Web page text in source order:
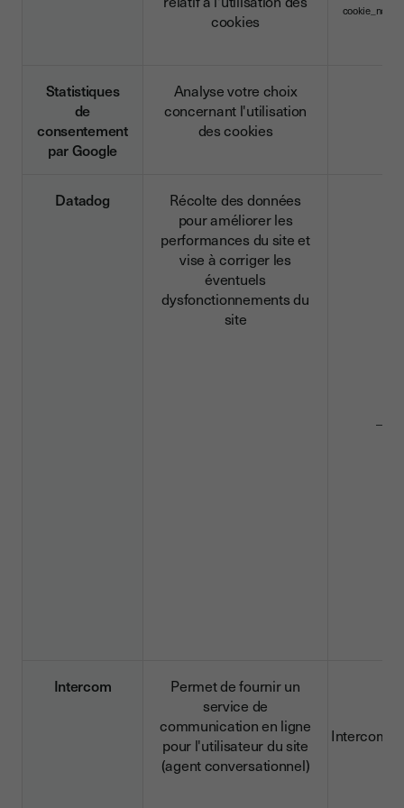
cookies
Statistiques
de
consentement
par Google
Analyse votre choix
concernant l'utilisation
des cookies
Datadog
Récolte des données
pour améliorer les
performances du site et
vise à corriger les
éventuels
dysfonctionnements du
site
Intercom
Permet de fournir un
service de
communication en ligne
pour l'utilisateur du site
(agent conversationnel)
Intercom-